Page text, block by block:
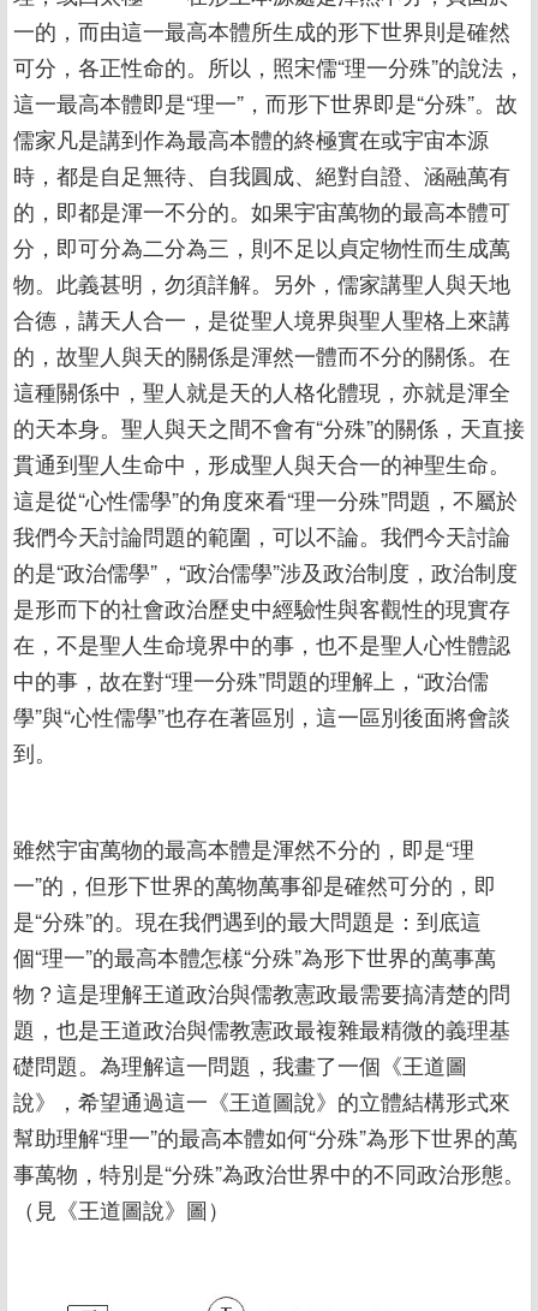
一的，而由這一最高本體所生成的形下世界則是確然
可分，各正性命的。所以，照宋儒“理一分殊”的說法，
這一最高本體即是“理一”，而形下世界即是“分殊”。故
儒家凡是講到作為最高本體的終極實在或宇宙本源
時，都是自足無待、自我圓成、絕對自證、涵融萬有
的，即都是渾一不分的。如果宇宙萬物的最高本體可
分，即可分為二分為三，則不足以貞定物性而生成萬
物。此義甚明，勿須詳解。另外，儒家講聖人與天地
合德，講天人合一，是從聖人境界與聖人聖格上來講
的，故聖人與天的關係是渾然一體而不分的關係。在
這種關係中，聖人就是天的人格化體現，亦就是渾全
的天本身。聖人與天之間不會有“分殊”的關係，天直接
貫通到聖人生命中，形成聖人與天合一的神聖生命。
這是從“心性儒學”的角度來看“理一分殊”問題，不屬於
我們今天討論問題的範圍，可以不論。我們今天討論
的是“政治儒學”，“政治儒學”涉及政治制度，政治制度
是形而下的社會政治歷史中經驗性與客觀性的現實存
在，不是聖人生命境界中的事，也不是聖人心性體認
中的事，故在對“理一分殊”問題的理解上，“政治儒
學”與“心性儒學”也存在著區別，這一區別後面將會談
到。
雖然宇宙萬物的最高本體是渾然不分的，即是“理
一”的，但形下世界的萬物萬事卻是確然可分的，即
是“分殊”的。現在我們遇到的最大問題是：到底這
個“理一”的最高本體怎樣“分殊”為形下世界的萬事萬
物？這是理解王道政治與儒教憲政最需要搞清楚的問
題，也是王道政治與儒教憲政最複雜最精微的義理基
礎問題。為理解這一問題，我畫了一個《王道圖
說》，希望通過這一《王道圖說》的立體結構形式來
幫助理解“理一”的最高本體如何“分殊”為形下世界的萬
事萬物，特別是“分殊”為政治世界中的不同政治形態。
（見《王道圖說》圖）